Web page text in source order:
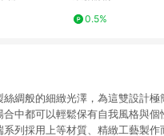
0.5%
絲綢般的細緻光澤，為這雙設計
合中都可以輕鬆保有自我風格與
列採用上等材質、精緻工藝製